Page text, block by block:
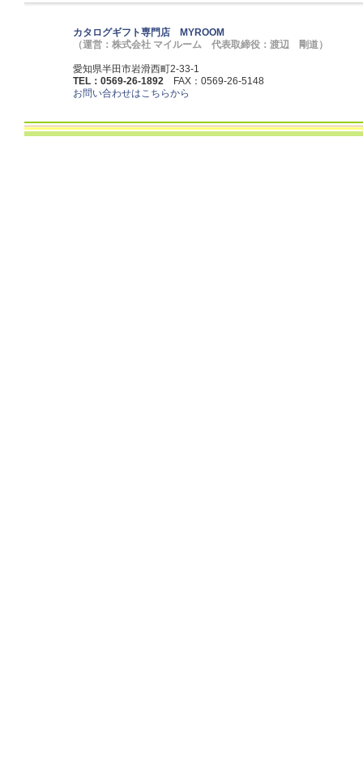
カタログギフト専門店 MYROOM
（運営：株式会社 マイルーム 代表取締役：渡辺 剛道）
愛知県半田市岩滑西町2-33-1
TEL：0569-26-1892 FAX：0569-26-5148
お問い合わせはこちらから